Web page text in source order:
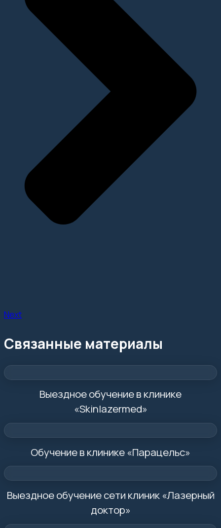
Next
Связанные материалы
Выездное обучение в клинике
«Skinlazermed»
Обучение в клинике «Парацельс»
Выездное обучение сети клиник «Лазерный
доктор»